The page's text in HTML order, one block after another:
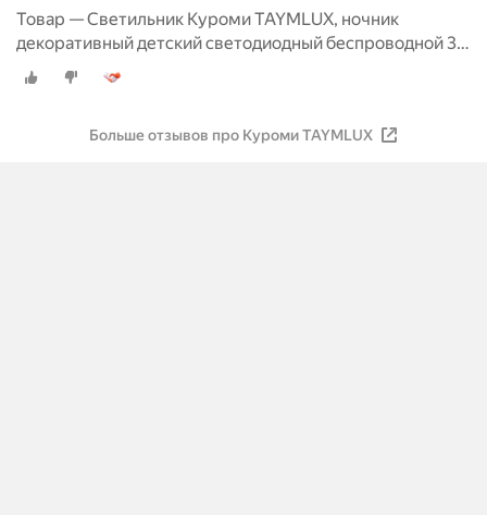
Товар — Светильник Куроми TAYMLUX, ночник
декоративный детский светодиодный беспроводной 3д,
3d неоновый настольный на батарейках аниме 7 цветов
Больше отзывов про Куроми TAYMLUX